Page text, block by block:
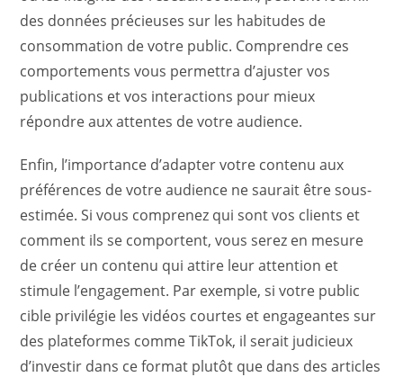
des données précieuses sur les habitudes de
consommation de votre public. Comprendre ces
comportements vous permettra d’ajuster vos
publications et vos interactions pour mieux
répondre aux attentes de votre audience.
Enfin, l’importance d’adapter votre contenu aux
préférences de votre audience ne saurait être sous-
estimée. Si vous comprenez qui sont vos clients et
comment ils se comportent, vous serez en mesure
de créer un contenu qui attire leur attention et
stimule l’engagement. Par exemple, si votre public
cible privilégie les vidéos courtes et engageantes sur
des plateformes comme TikTok, il serait judicieux
d’investir dans ce format plutôt que dans des articles